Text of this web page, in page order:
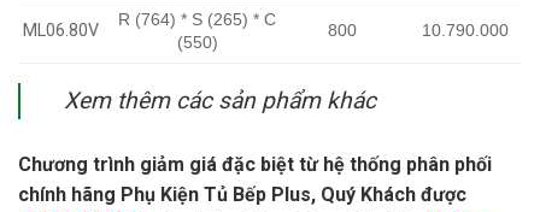
ML06.80V
R (764) * S (265) * C
(550)
800 10.790.000
Xem thêm các sản phẩm khác
Chương trình giảm giá đặc biệt từ hệ thống phân phối
chính hãng Phụ Kiện Tủ Bếp Plus, Quý Khách được